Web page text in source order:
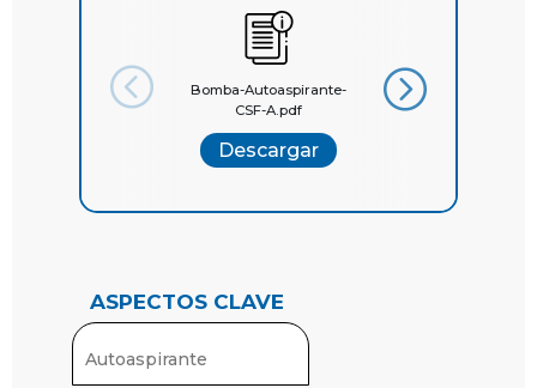
Bomba-Autoaspirante-
CSF-A.pdf
Descargar
Catalogo-General-
ASPECTOS CLAVE
Autoaspirante